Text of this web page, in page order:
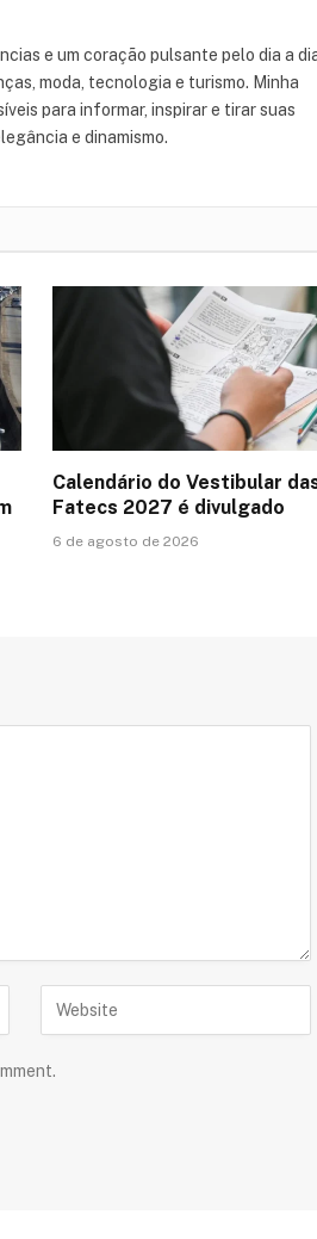
e um coração pulsante pelo dia a
moda, tecnologia e turismo. Minha
para informar, inspirar e tirar suas
e dinamismo.
Calendário do Vestibular
Fatecs 2027 é divulgado
6 de agosto de 2026